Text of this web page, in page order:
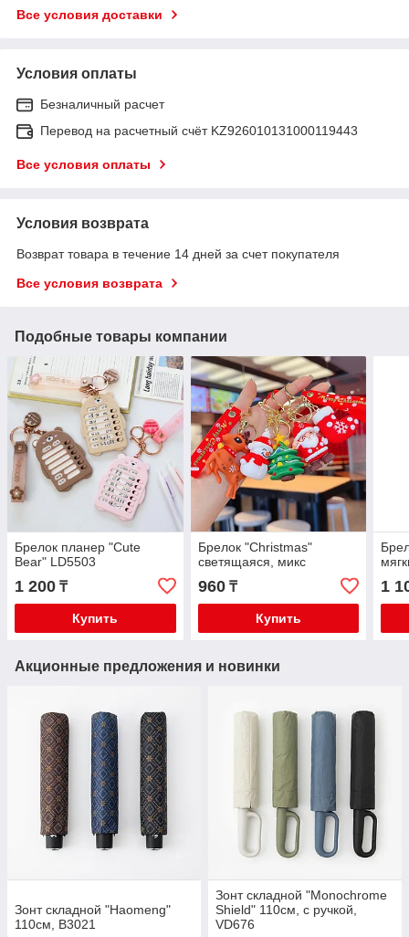
Все условия доставки
Условия оплаты
Безналичный расчет
Перевод на расчетный счёт KZ926010131000119443
Все условия оплаты
Условия возврата
Возврат товара в течение 14 дней за счет покупателя
Все условия возврата
Подобные товары компании
Брелок планер "Cute
Bear" LD5503
1 200 ₸
Купить
Брелок "Christmas"
светящаяся, микс
960₸
Купить
1
Акционные предложения и новинки
Зонт складной "Haomeng"
110см, B3021
Зонт складной "Monochrome
Shield" 110см, с ручкой,
VD676